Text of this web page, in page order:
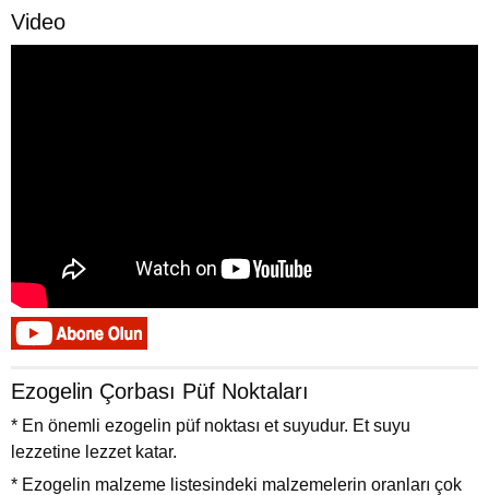
Video
Ezogelin Çorbası Püf Noktaları
* En önemli ezogelin püf noktası et suyudur. Et suyu
lezzetine lezzet katar.
* Ezogelin malzeme listesindeki malzemelerin oranları çok